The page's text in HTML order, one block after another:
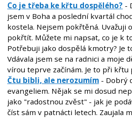
Co je třeba ke křtu dospělého? -
jsem v Boha a poslední kvartál
kostela. Nejsem pokřtěná. Uvažuji
pokřtít. Můžete mi napsat, co je k
Potřebuji jako dospělá kmotry? Je
Vdávala jsem se na radnici a moje
vírou teprve začínám. Je to při křtu
Čtu bibli, ale nerozumím - Dobrý
evangeliem. Nějak se mi dosud
jako "radostnou zvěst" - jak je
číst sám v patnácti letech. Zaujala